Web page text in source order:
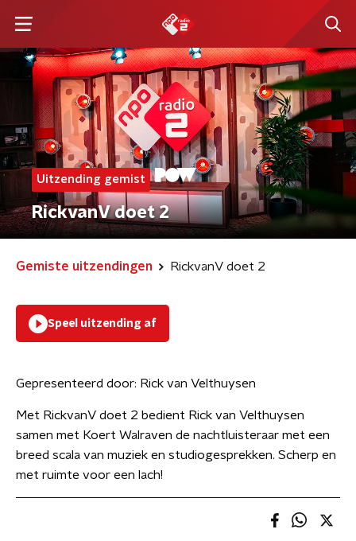
Uitzending gemist
RickvanV doet 2
Gemiste uitzendingen RickvanV doet 2
Speel uitzending af
Gepresenteerd door: Rick van Velthuysen
Met RickvanV doet 2 bedient Rick van Velthuysen
samen met Koert Walraven de nachtluisteraar met een
breed scala van muziek en studiogesprekken. Scherp en
met ruimte voor een lach!